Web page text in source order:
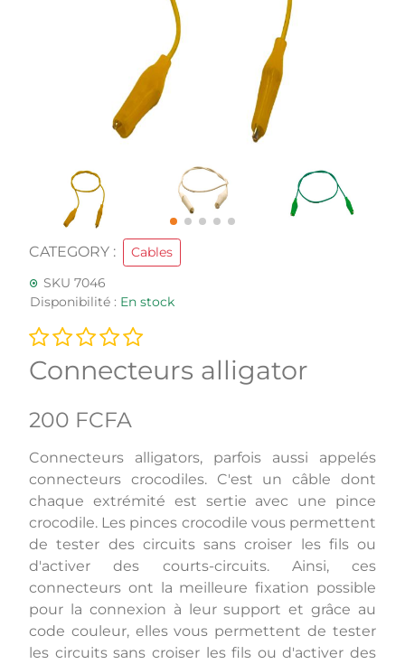
CATEGORY :
Cables
SKU 7046
Disponibilité : En stock
Connecteurs alligator
200 FCFA
Connecteurs alligators, parfois aussi appelés
connecteurs crocodiles. C'est un câble dont
chaque extrémité est sertie avec une pince
crocodile. Les pinces crocodile vous permettent
de tester des circuits sans croiser les fils ou
d'activer des courts-circuits. Ainsi, ces
connecteurs ont la meilleure fixation possible
pour la connexion à leur support et grâce au
code couleur, elles vous permettent de tester
les circuits sans croiser les fils ou d'activer des